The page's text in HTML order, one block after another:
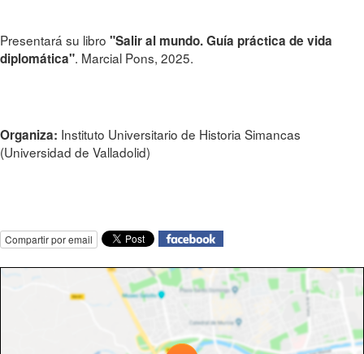
Presentará su libro "Salir al mundo. Guía práctica de vida
diplomática". Marcial Pons, 2025.
Organiza: Instituto Universitario de Historia Simancas
(Universidad de Valladolid)
Compartir por email